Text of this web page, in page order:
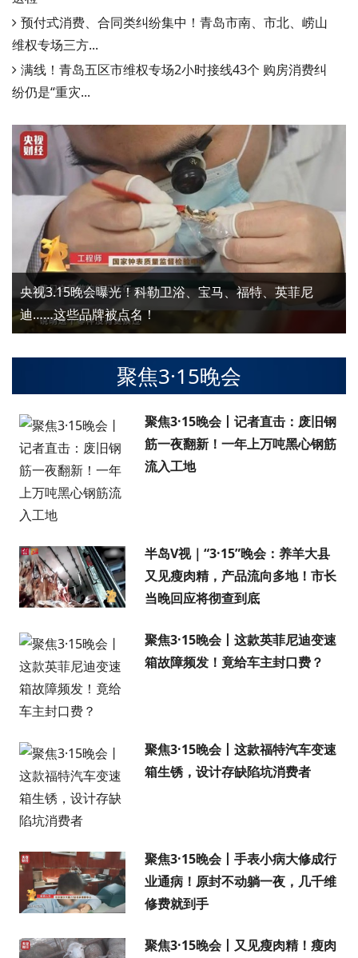
预付式消费、合同类纠纷集中！青岛市南、市北、崂山
维权专场三方...
满线！青岛五区市维权专场2小时接线43个 购房消费纠
纷仍是“重灾...
央视3.15晚会曝光！科勒卫浴、宝马、福特、英菲尼
迪……这些品牌被点名！
聚焦3·15晚会
聚焦3·15晚会丨记者直击：废旧钢
筋一夜翻新！一年上万吨黑心钢筋
流入工地
半岛V视｜“3·15”晚会：养羊大县
又见瘦肉精，产品流向多地！市长
当晚回应将彻查到底
聚焦3·15晚会丨这款英菲尼迪变速
箱故障频发！竟给车主封口费？
聚焦3·15晚会丨这款福特汽车变速
箱生锈，设计存缺陷坑消费者
聚焦3·15晚会丨手表小病大修成行
业通病！原封不动躺一夜，几千维
修费就到手
聚焦3·15晚会丨又见瘦肉精！瘦肉